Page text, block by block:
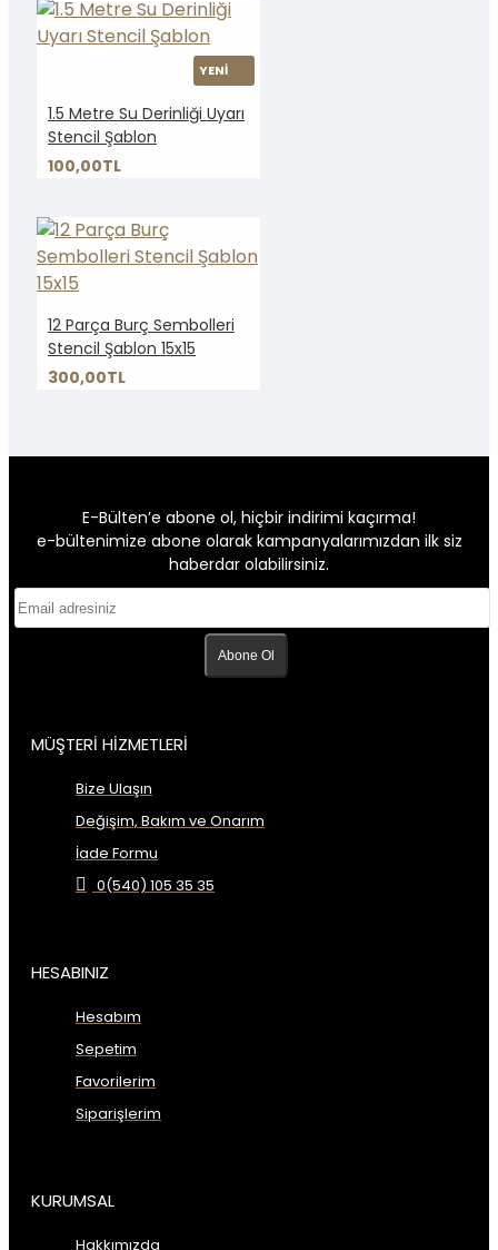
YENİ
1.5 Metre Su Derinliği Uyarı
Stencil Şablon
100,00TL
12 Parça Burç Sembolleri
Stencil Şablon 15x15
300,00TL
E-Bülten’e abone ol, hiçbir indirimi kaçırma!
e-bültenimize abone olarak kampanyalarımızdan ilk siz
haberdar olabilirsiniz.
Abone Ol
MÜŞTERİ HİZMETLERİ
Bize Ulaşın
Değişim, Bakım ve Onarım
İade Formu
0(540) 105 35 35
HESABINIZ
Hesabım
Sepetim
Favorilerim
Siparişlerim
KURUMSAL
Hakkımızda